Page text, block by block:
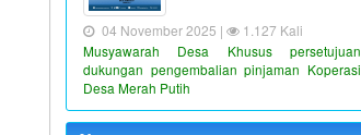
04 November 2025 |
1.127 Kali
Musyawarah Desa Khusus persetujuan
dukungan pengembalian pinjaman Koperasi
Desa Merah Putih
"PENYALURAN BLT-DD TAHUN
ANGGARAN 2023"
Waktu : 19 Juni 2023 16:36:38